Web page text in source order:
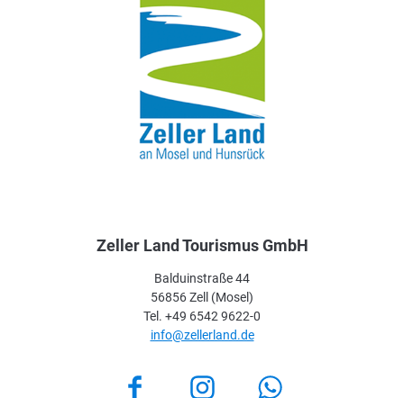
Zeller Land Tourismus GmbH
Balduinstraße 44
56856 Zell (Mosel)
Tel. +49 6542 9622-0
info@zellerland.de
FacebookInstagram